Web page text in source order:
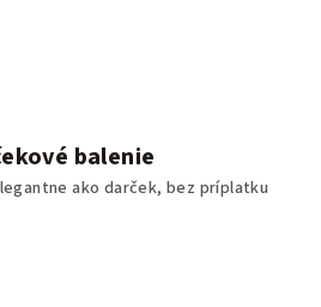
balenie
ako darček, bez príplatku